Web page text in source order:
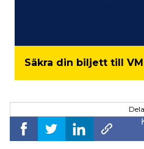
Säkra din biljett till
Dela